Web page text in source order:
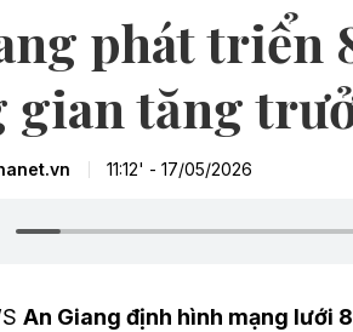
phát triển
gian tăng
11:12' - 17/05/2026
An Giang định hình mạng lưới